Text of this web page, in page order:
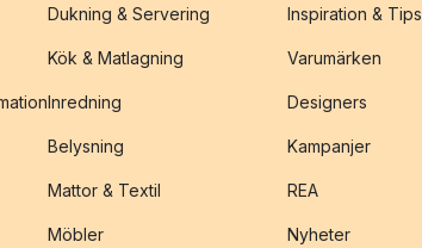
Dukning & Servering
Kök & Matlagning
Inredning
Belysning
Mattor & Textil
Möbler
Inspiration & Tips
Varumärken
Designers
Kampanjer
REA
Nyheter